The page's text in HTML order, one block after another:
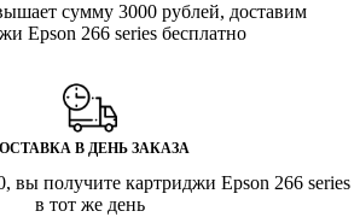
сумму 3000 рублей, доставим
Epson 266 series бесплатно
В ДЕНЬ ЗАКАЗА
вы получите картриджи Epson 266 series
в тот же день